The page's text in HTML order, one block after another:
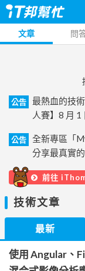
文章 問
公告
最熱血的技
人賽】8 月 1
公告
全新專區「
分享最真實
前往
技術文章
最新
使用 Angular、